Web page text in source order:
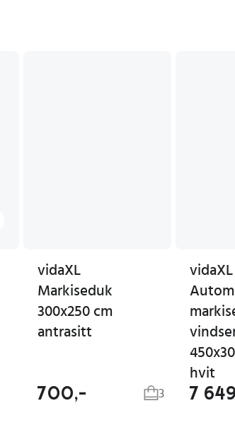
vidaXL
Markiseduk
300x250 cm
antrasitt
700,- 3
vidaXL
hvit
7